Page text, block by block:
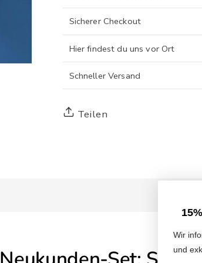
Sicherer Checkout
Hier findest du uns vor Ort
Schneller Versand
Teilen
Wir
und